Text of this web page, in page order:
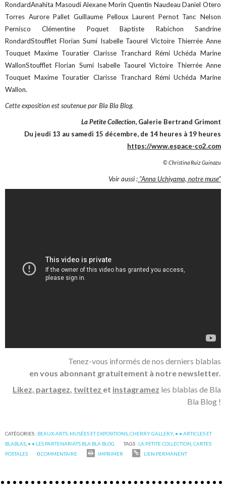
RondardAnahita Masoudi Alexane Morin Quentin Naudeau Daniel Otero
Torres Aurore Pallet Guillaume Pelloux Laurent Pernot Tanc Nelson
Pernisco Clémentine Poquet Baptiste Rabichon Sandrine
RondardStoufflet Florian Sumi Isabelle Taourel Victoire Thierrée Anne
Touquet Maxime Touratier Clarisse Tranchard Rémi Uchéda Marine
WallonStoufflet Florian Sumi Isabelle Taourel Victoire Thierrée Anne
Touquet Maxime Touratier Clarisse Tranchard Rémi Uchéda Marine
Wallon.
Cette exposition est soutenue par Bla Bla Blog.
La Petite Collection, Galerie Bertrand Grimont
Du jeudi 13 au samedi 15 décembre, de 14 heures à 19 heures
https://www.espace-co2.com
© Christina Ruiz Guinazu
Voir aussi :"Anna Uchiyama, notre muse"
Tenez-vous informés de nos derniers blablas
en vous abonnant gratuitement à notre newsletter.
Likez, partagez, twittez et instagramez les blablas de Bla
Bla Blog !
CATÉGORIES : BEAUX-ARTS, MUSÉES ET EXPOSITIONS ,CHERRY GALLERY, • • ARTICLES ET
BLABLAS • • LES PARTENARIATS BLA BLA BLOG TAGS : LA PETITE COLLECTION ,CARTES
POSTALES
0COMMENTAIRE IMPRIMER LIEN PERMANENT